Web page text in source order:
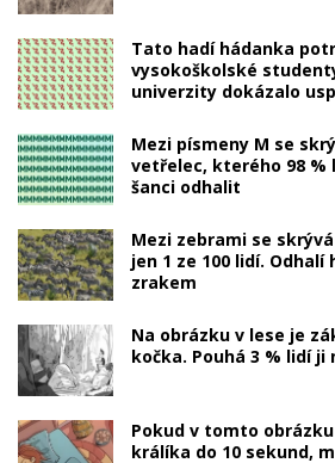
Tato hadí hádanka
vysokoškolské
univerzity dokázalo
Mezi písmeny M se
vetřelec, kterého 98 %
šanci odhalit
Mezi zebrami se
jen 1 ze 100 lidí. Odhalí
zrakem
Na obrázku v lese je
kočka. Pouhá 3 % lidí
Pokud v tomto
králíka do 10 sekund,